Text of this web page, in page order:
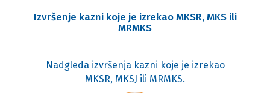
Izvršenje kazni koje je izrekao MKSR, MKS ili
MRMKS
Nadgleda izvršenja kazni koje je izrekao
MKSR, MKSJ ili MRMKS.